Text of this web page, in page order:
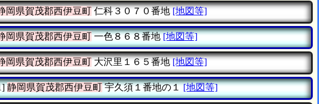
岡県賀茂郡西伊豆町仁科３０７０番地 [地図等]
岡県賀茂郡西伊豆町一色８６８番地 [地図等]
岡県賀茂郡西伊豆町大沢里１６５番地 [地図等]
静岡県賀茂郡西伊豆町宇久須１番地の１ [地図等]